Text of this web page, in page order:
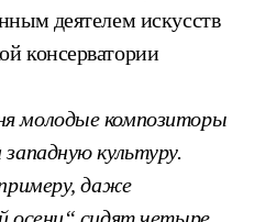
деятелем искусств
консерватории
молодые композиторы
культуру.
даже